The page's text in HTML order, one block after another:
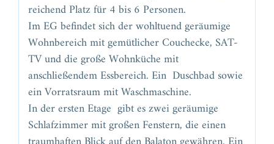
reichend Platz für 4 bis 6 Personen.
Im EG befindet sich der wohltuend geräumige
Wohnbereich mit gemütlicher Couchecke, SAT-
TV und die große Wohnküche mit
anschließendem Essbereich. Ein Duschbad sowie
ein Vorratsraum mit Waschmaschine.
In der ersten Etage gibt es zwei geräumige
Schlafzimmer mit großen Fenstern, die einen